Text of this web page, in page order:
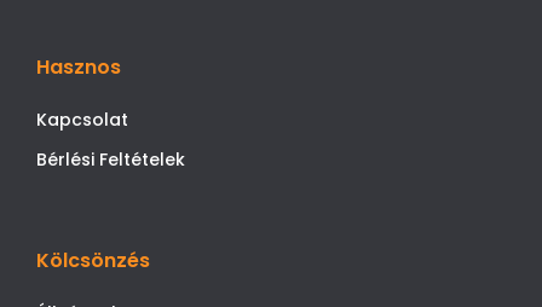
Hasznos
Kapcsolat
Bérlési Feltételek
Kölcsönzés